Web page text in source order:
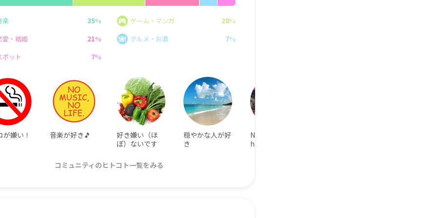
楽 35% ゲーム・マンガ 28%
愛・結婚
21% グルメ・お酒 7%
ポット
7%
が嫌い！ 音楽が好き🎵
好き嫌い（ほ
ぼ）ないです
穏やかな人が好
き
Nintendo Switc
hやってます
コミュニティのヒトコト一覧をみる